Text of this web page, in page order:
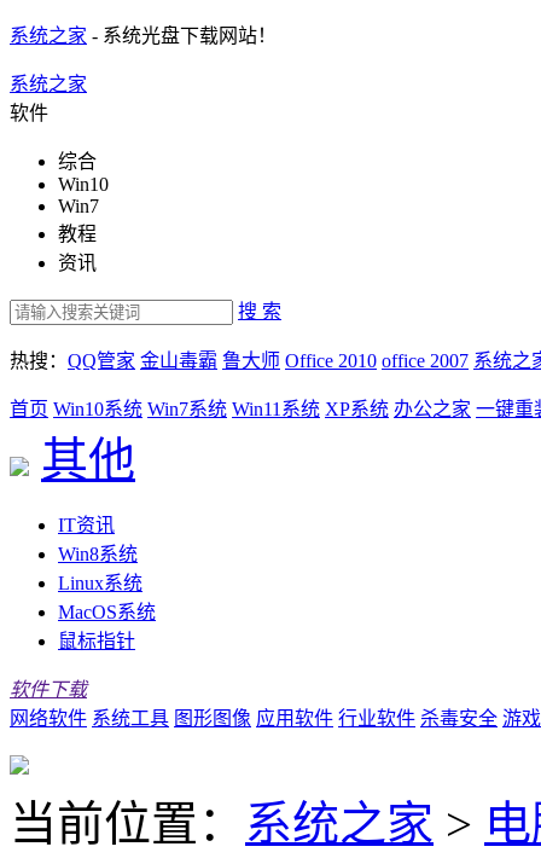
系统之家 - 系统光盘下载网站！
系统之家
软件
综合
Win10
Win7
教程
资讯
搜 索
热搜： QQ管家 金山毒霸 鲁大师 Office 2010 office 2007 系统之
首页 Win10系统 Win7系统 Win11系统 XP系统 办公之家 一键重
其他
IT资讯
Win8系统
Linux系统
MacOS系统
鼠标指针
软件下载
网络软件 系统工具 图形图像 应用软件 行业软件 杀毒安全 游
当前位置： 系统之家 >